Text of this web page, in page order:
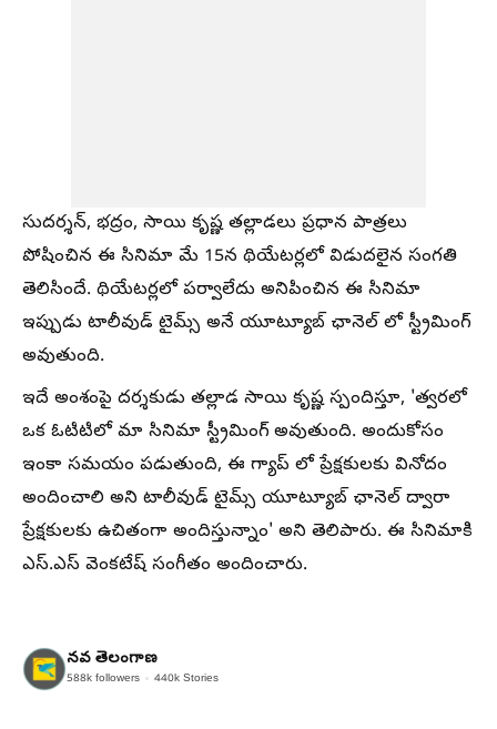
సుదర్శన్, భద్రం, సాయి కృష్ణ తల్లాడలు ప్రధాన పాత్రలు
పోషించిన ఈ సినిమా మే 15న థియేటర్లలో విడుదలైన సంగతి
తెలిసిందే. థియేటర్లలో పర్వాలేదు అనిపించిన ఈ సినిమా
ఇప్పుడు టాలీవుడ్ టైమ్స్ అనే యూట్యూబ్ ఛానెల్ లో స్ట్రీమింగ్
అవుతుంది.
ఇదే అంశంపై దర్శకుడు తల్లాడ సాయి కృష్ణ స్పందిస్తూ, 'త్వరలో
ఒక ఓటిటిలో మా సినిమా స్ట్రీమింగ్ అవుతుంది. అందుకోసం
ఇంకా సమయం పడుతుంది, ఈ గ్యాప్ లో ప్రేక్షకులకు వినోదం
అందించాలి అని టాలీవుడ్ టైమ్స్ యూట్యూబ్ ఛానెల్ ద్వారా
ప్రేక్షకులకు ఉచితంగా అందిస్తున్నాం' అని తెలిపారు. ఈ సినిమాకి
ఎస్.ఎస్ వెంకటేష్ సంగీతం అందించారు.
నవ తెలంగాణ
588k followers 440k Stories